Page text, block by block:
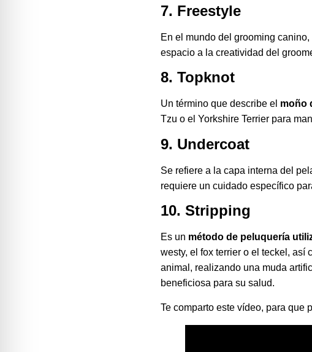
7. Freestyle
En el mundo del grooming
espacio a la creatividad del
8. Topknot
Un término que describe el moño
Tzu o el Yorkshire Terrier para
9. Undercoat
Se refiere a la capa interna del
requiere un cuidado específico
10. Stripping
Es un método de peluquería
westy, el fox terrier o el teckel, así
animal, realizando una muda
beneficiosa para su salud.
Te comparto este vídeo, para que